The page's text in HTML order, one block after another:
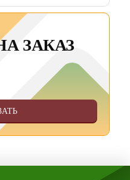
ЗАКАЗ